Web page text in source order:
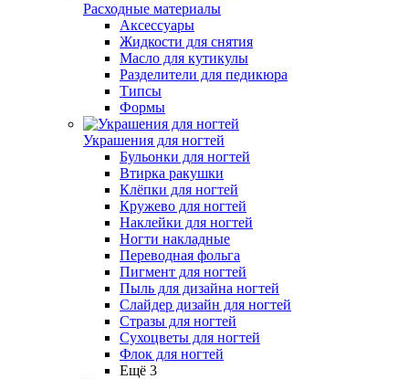
Расходные материалы
Аксессуары
Жидкости для снятия
Масло для кутикулы
Разделители для педикюра
Типсы
Формы
Украшения для ногтей
Бульонки для ногтей
Втирка ракушки
Клёпки для ногтей
Кружево для ногтей
Наклейки для ногтей
Ногти накладные
Переводная фольга
Пигмент для ногтей
Пыль для дизайна ногтей
Слайдер дизайн для ногтей
Стразы для ногтей
Сухоцветы для ногтей
Флок для ногтей
Ещё 3